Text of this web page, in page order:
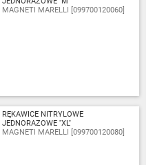
MAGNETI MARELLI [099700120060]
RĘKAWICE NITRYLOWE
JEDNORAZOWE ''XL''
MAGNETI MARELLI [099700120080]